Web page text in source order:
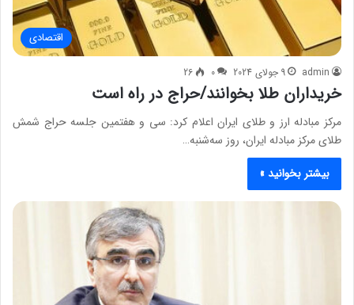
اقتصادی
admin 9 جولای 2024 0
26
خریداران طلا بخوانند/حراج در راه است
مرکز مبادله ارز و طلای ایران اعلام کرد: سی و هفتمین جلسه حراج شمش
طلای مرکز مبادله ایران، روز سه‌شنبه…
بیشتر بخوانید »